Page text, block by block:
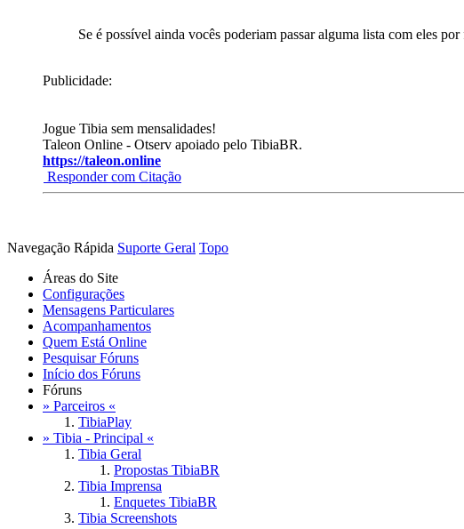
Se é possível ainda vocês poderiam passar alguma lista com eles por
Publicidade:
Jogue Tibia sem mensalidades!
Taleon Online - Otserv apoiado pelo TibiaBR.
https://taleon.online
Responder com Citação
Navegação Rápida Suporte Geral Topo
Áreas do Site
Configurações
Mensagens Particulares
Acompanhamentos
Quem Está Online
Pesquisar Fóruns
Início dos Fóruns
Fóruns
» Parceiros «
TibiaPlay
» Tibia - Principal «
Tibia Geral
Propostas TibiaBR
Tibia Imprensa
Enquetes TibiaBR
Tibia Screenshots